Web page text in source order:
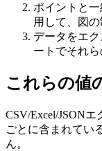
ポイントと
用して、図の
データをエ
ートでそれら
これらの値
CSV/Excel/JSON
ごとに含まれてい
ん。